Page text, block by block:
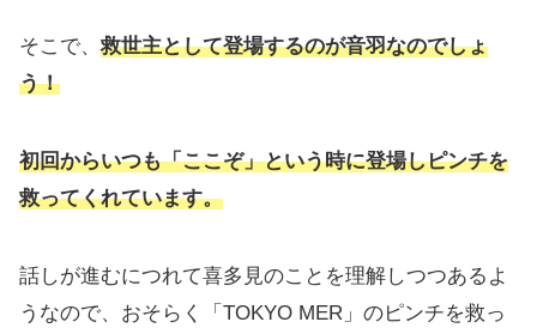
そこで、救世主として登場するのが音羽なのでしょ
う！
初回からいつも「ここぞ」という時に登場しピンチを
救ってくれています。
話しが進むにつれて喜多見のことを理解しつつあるよ
うなので、おそらく「TOKYO MER」のピンチを救っ